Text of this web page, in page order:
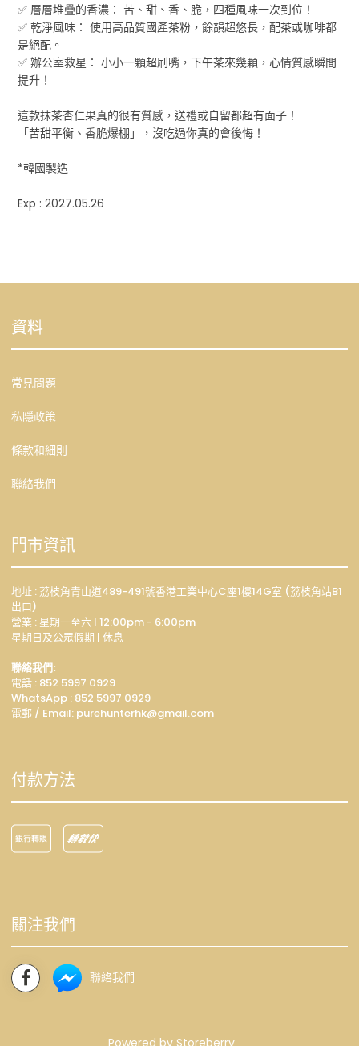
✅ 層層堆疊的香濃： 苦、甜、香、脆，四種風味一次到位！
✅ 乾淨風味： 使用高品質國產茶粉，餘韻超悠長，配茶或咖啡都
是絕配。
✅ 辦公室救星： 小小一顆超刷嘴，下午茶來幾顆，心情質感瞬間
提升！
這款抹茶杏仁果真的很有質感，送禮或自留都超有面子！
「苦甜平衡、香脆爆棚」，沒吃過你真的會後悔！
*韓國製造
Exp : 2027.05.26
資料
常見問題
私隱政策
條款和細則
聯絡我們
門市資訊
地址 : 荔枝角青山道489-491號香港工業中心C座1樓14G室 (荔枝角站B1
出口)
營業 : 星期一至六 | 12:00pm - 6:00pm
星期日及公眾假期 | 休息
聯絡我們:
電話 : 852 5997 0929
WhatsApp : 852 5997 0929
電郵 / Email: purehunterhk@gmail.com
付款方法
關注我們
聯絡我們